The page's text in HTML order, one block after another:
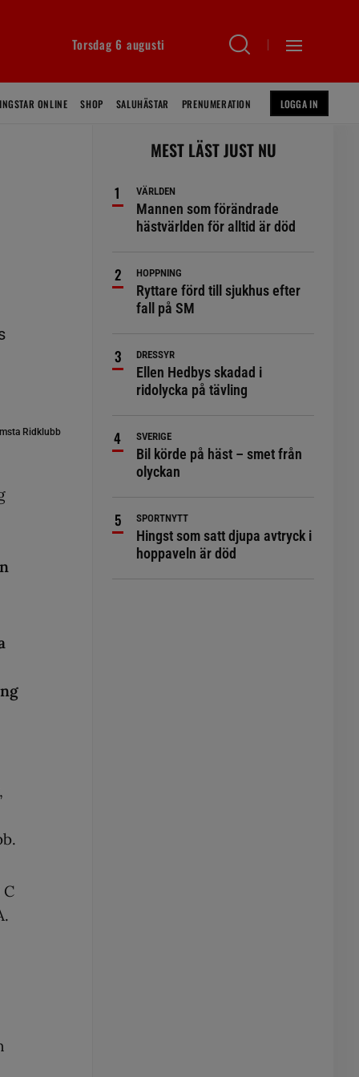
Torsdag 6 augusti
ONLINE SHOP SALUHÄSTAR PRENUMERATION LOGGA IN
Ridklubb
MEST LÄST JUST NU
VÄRLDEN
Mannen som förändrade
hästvärlden för alltid är död
HOPPNING
Ryttare förd till sjukhus efter
fall på SM
DRESSYR
Ellen Hedbys skadad i
ridolycka på tävling
SVERIGE
Bil körde på häst – smet från
olyckan
SPORTNYTT
Hingst som satt djupa avtryck i
hoppaveln är död